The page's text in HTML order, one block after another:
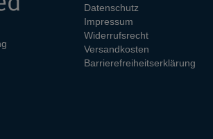
Datenschutz
Impressum
Widerrufsrecht
Versandkosten
Barrierefreiheitserklärung